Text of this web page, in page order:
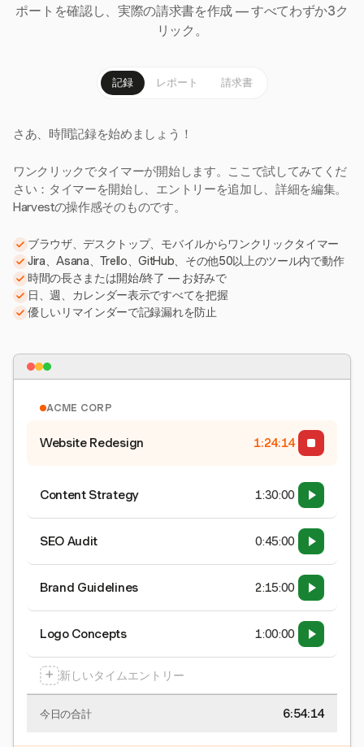
ポートを確認し、実際の請求書を作成 — すべてわずか3ク
リック。
記録 レポート 請求書
さあ、時間記録を始めましょう！
ワンクリックでタイマーが開始します。ここで試してみてくだ
さい：タイマーを開始し、エントリーを追加し、詳細を編集。
Harvestの操作感そのものです。
ブラウザ、デスクトップ、モバイルからワンクリックタイマー
Jira、Asana、Trello、GitHub、その他50以上のツール内で動作
時間の長さまたは開始/終了 — お好みで
日、週、カレンダー表示ですべてを把握
優しいリマインダーで記録漏れを防止
ACME CORP
Website Redesign 1:24:15
Content Strategy 1:30:00
SEO Audit 0:45:00
Brand Guidelines 2:15:00
Logo Concepts 1:00:00
+ 新しいタイムエントリー
今日の合計 6:54:15